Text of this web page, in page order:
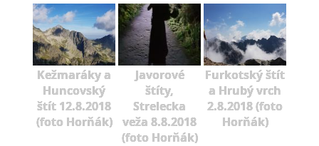
Kežmaráky a
Huncovský
štít 12.8.2018
(foto Horňák)
Javorové
štíty,
Strelecka
veža 8.8.2018
(foto Horňák)
Furkotský štít
a Hrubý vrch
2.8.2018 (foto
Horňák)